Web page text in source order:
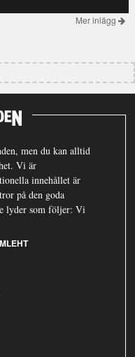
Mer inlägg
men du kan alltid
Vi är
innehållet är
på den goda
lyder som följer: Vi